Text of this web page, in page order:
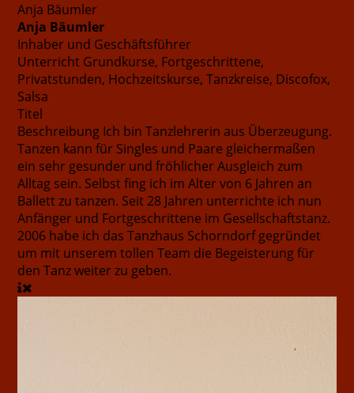
Anja Bäumler
Anja Bäumler
Inhaber und Geschäftsführer
Unterricht Grundkurse, Fortgeschrittene,
Privatstunden, Hochzeitskurse, Tanzkreise, Discofox,
Salsa
Titel
Beschreibung Ich bin Tanzlehrerin aus Überzeugung.
Tanzen kann für Singles und Paare gleichermaßen
ein sehr gesunder und fröhlicher Ausgleich zum
Alltag sein. Selbst fing ich im Alter von 6 Jahren an
Ballett zu tanzen. Seit 28 Jahren unterrichte ich nun
Anfänger und Fortgeschrittene im Gesellschaftstanz.
2006 habe ich das Tanzhaus Schorndorf gegründet
um mit unserem tollen Team die Begeisterung für
den Tanz weiter zu geben.